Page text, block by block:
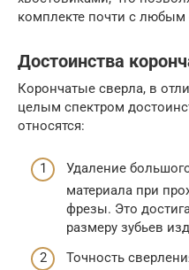
комплекте почти с любым
Достоинства
Корончатые сверла, в
целым спектром
относятся:
Удаление
материала при
фрезы. Это
размеру зубьев
Точность